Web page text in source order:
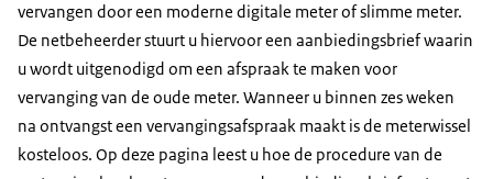
vervangen door een moderne digitale meter of slimme meter.
De netbeheerder stuurt u hiervoor een aanbiedingsbrief waarin
u wordt uitgenodigd om een afspraak te maken voor
vervanging van de oude meter. Wanneer u binnen zes weken
na ontvangst een vervangingsafspraak maakt is de meterwissel
kosteloos. Op deze pagina leest u hoe de procedure van de